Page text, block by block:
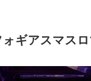
ォギアスマス